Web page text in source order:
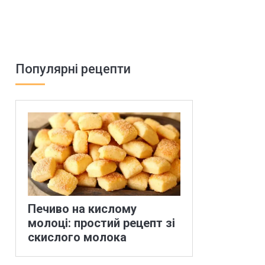
Популярні рецепти
Печиво на кислому
молоці: простий рецепт зі
скислого молока